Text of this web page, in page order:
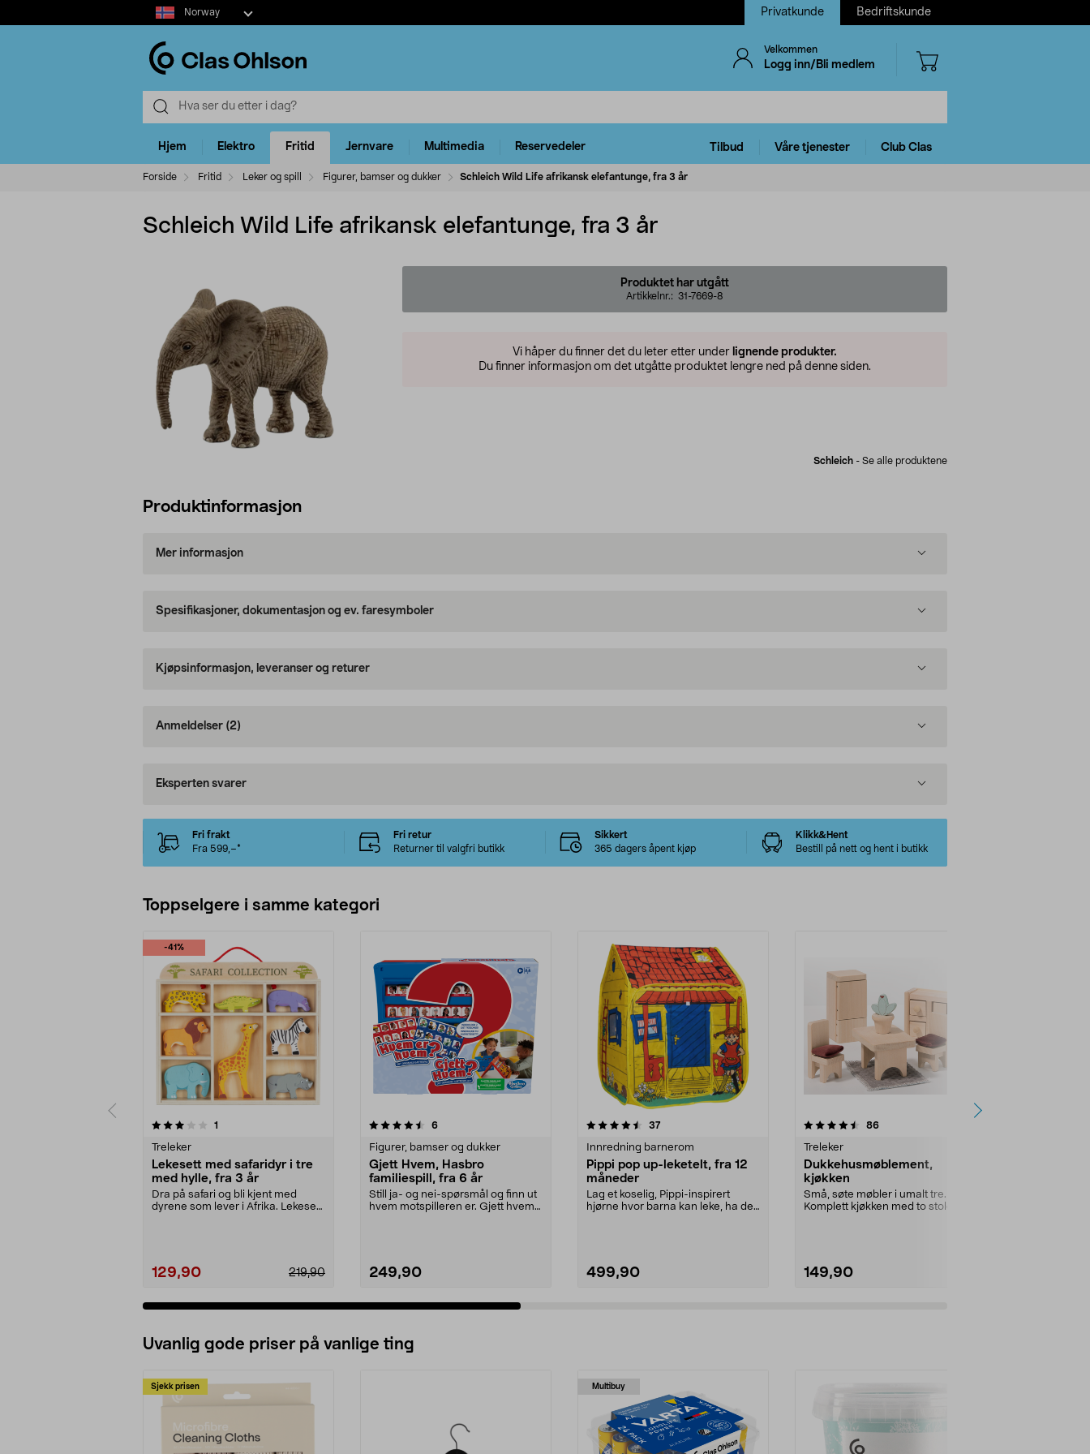
Select
market
Norway Privatkunde Bedriftskunde
Velkommen
Logg inn/Bli medlem
Hjem Elektro Fritid Jernvare Multimedia Reservedeler Tilbud Våre tjenester Club Clas
Forside Fritid Leker og spill Figurer, bamser og dukker Schleich Wild Life afrikansk elefantunge, fra 3 år
Schleich Wild Life afrikansk elefantunge, fra 3 år
Produktet har utgått
Artikkelnr.: 31-7669-8
Vi håper du finner det du leter etter under lignende produkter.
Du finner informasjon om det utgåtte produktet lengre ned på denne siden.
Schleich - Se alle produktene
Produktinformasjon
Mer informasjon
Spesifikasjoner, dokumentasjon og ev. faresymboler
Kjøpsinformasjon, leveranser og returer
Anmeldelser (2)
Eksperten svarer
Fri frakt
Fra 599,–*
Fri retur
Returner til valgfri butikk
Sikkert
365 dagers åpent kjøp
Klikk&Hent
Bestill på nett og hent i butikk
Toppselgere i samme kategori
-41%
1
Treleker
Lekesett med safaridyr i tre
med hylle, fra 3 år
Dra på safari og bli kjent med
dyrene som lever i Afrika. Lekesett
129,90 219,90
4.5 av 5 stjerner 6anmeldelser
Figurer, bamser og dukker
Gjett Hvem, Hasbro
familiespill, fra 6 år
Still ja- og nei-spørsmål og finn ut
hvem motspilleren er. Gjett hvem?
249,90
4.5 av 5 stjerner 37anmeldelser
Innredning barnerom
Pippi pop up-leketelt, fra 12
måneder
Lag et koselig, Pippi-inspirert
hjørne hvor barna kan leke, ha det
499,90
4.5 av 5 stjerner 86anmeldelser
Treleker
Dukkehusmøblement,
kjøkken
Små, søte møbler i umalt tre.
Komplett kjøkken med to stoler,
149,90
4.5 av 5 stjerner
Uvanlig gode priser på vanlige ting
Sjekk prisen Multibuy